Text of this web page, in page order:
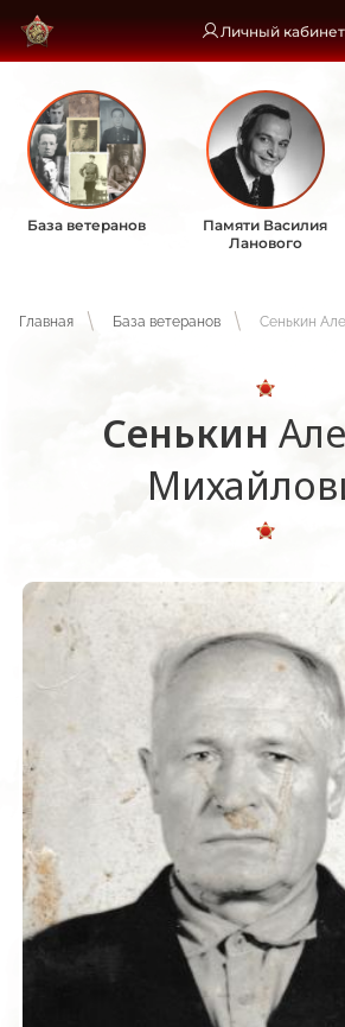
Личный кабинет
База ветеранов
Памяти Василия
Ланового
Главная База ветеранов Сенькин
Сенькин